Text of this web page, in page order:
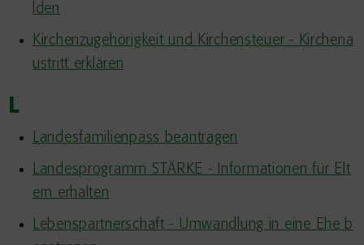
lden
Kirchenzugehörigkeit und Kirchensteuer - Kirchena
ustritt erklären
L
Landesfamilienpass beantragen
Landesprogramm STÄRKE - Informationen für Elt
ern erhalten
Lebenspartnerschaft - Umwandlung in eine Ehe b